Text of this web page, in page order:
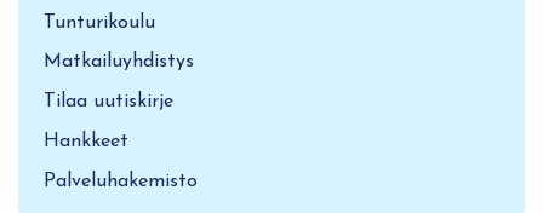
Tunturikoulu
Matkailuyhdistys
Tilaa uutiskirje
Hankkeet
Palveluhakemisto